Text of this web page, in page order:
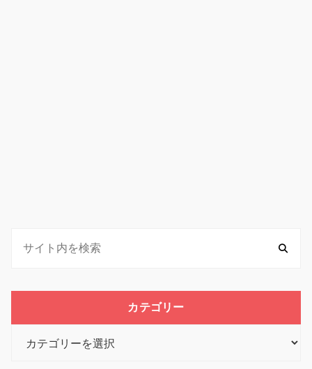
カテゴリー